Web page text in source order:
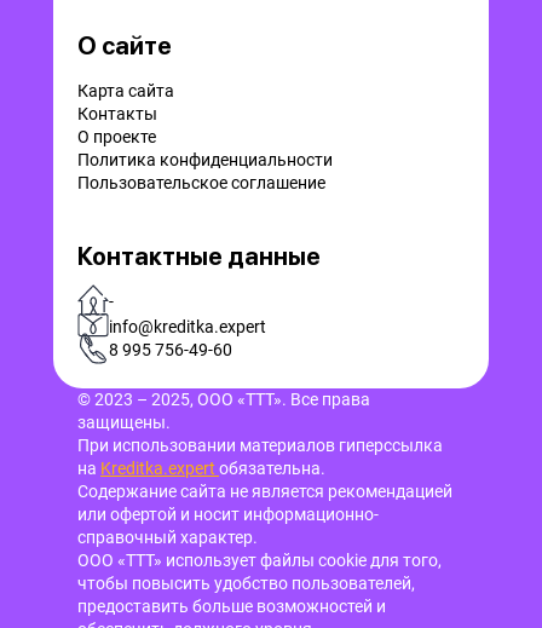
О сайте
Карта сайта
Контакты
О проекте
Политика конфиденциальности
Пользовательское соглашение
Контактные данные
-
info@kreditka.expert
8 995 756-49-60
© 2023 – 2025, ООО «ТТТ». Все права
защищены.
При использовании материалов гиперссылка
на Kreditka.expert обязательна.
Содержание сайта не является рекомендацией
или офертой и носит информационно-
справочный характер.
ООО «ТТТ» использует файлы cookie для того,
чтобы повысить удобство пользователей,
предоставить больше возможностей и